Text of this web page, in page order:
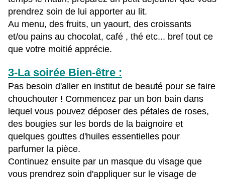
prendrez soin de lui apporter au lit.
Au menu, des fruits, un yaourt, des croissants
et/ou pains au chocolat, café , thé etc... bref tout ce
que votre moitié apprécie.
3-La soirée Bien-être :
Pas besoin d'aller en institut de beauté pour se faire
chouchouter ! Commencez par un bon bain dans
lequel vous pouvez déposer des pétales de roses,
des bougies sur les bords de la baignoire et
quelques gouttes d'huiles essentielles pour
parfumer la pièce.
Continuez ensuite par un masque du visage que
vous prendrez soin d'appliquer sur le visage de